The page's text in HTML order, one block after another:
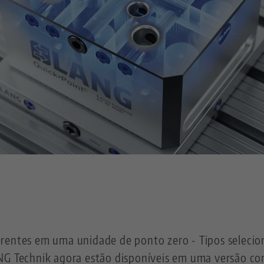
em uma unidade de ponto zero - Tipos
Technik agora estão disponíveis em uma versão